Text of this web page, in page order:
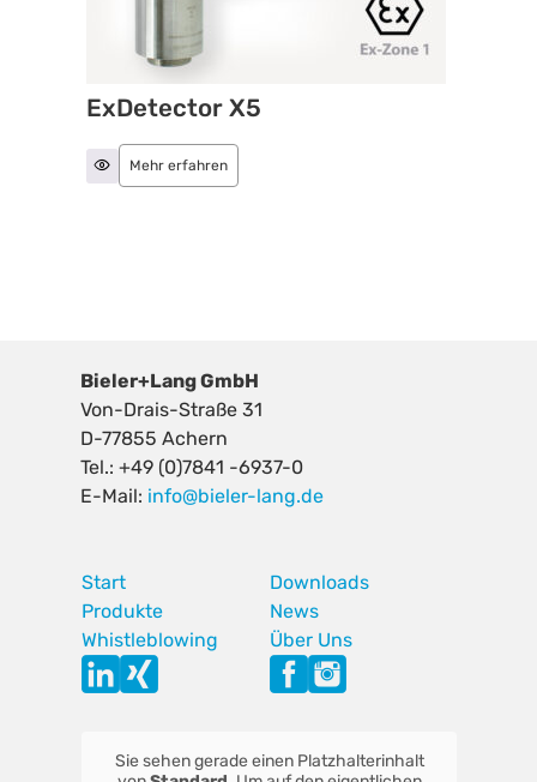
ExDetector X5
Mehr erfahren
Bieler+Lang GmbH
Von-Drais-Straße 31
D-77855 Achern
Tel.: +49 (0)7841 -6937-0
E-Mail: info@bieler-lang.de
Start
Produkte
Whistleblowing
Downloads
News
Über Uns
Sie sehen gerade einen Platzhalterinhalt